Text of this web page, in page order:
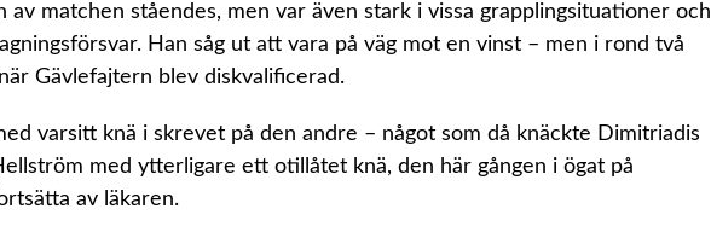
matchen ståendes, men var även stark i vissa grapplingsituationer och
Han såg ut att vara på väg mot en vinst – men i rond två
Gävlefajtern blev diskvalificerad.
varsitt knä i skrevet på den andre – något som då knäckte Dimitriadis
med ytterligare ett otillåtet knä, den här gången i ögat på
av läkaren.